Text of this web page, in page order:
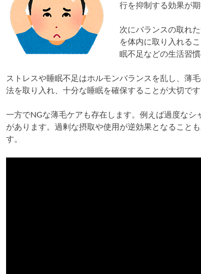
行を抑制する効果が期
次にバランスの取れ
を体内に取り入れる
眠不足などの生活習
ストレスや睡眠不足はホルモンバランスを乱し、薄
法を取り入れ、十分な睡眠を確保することが大切です
一方でNGな薄毛ケアも存在します。例えば過度な
があります。過剰な摂取や使用が逆効果となること
す。